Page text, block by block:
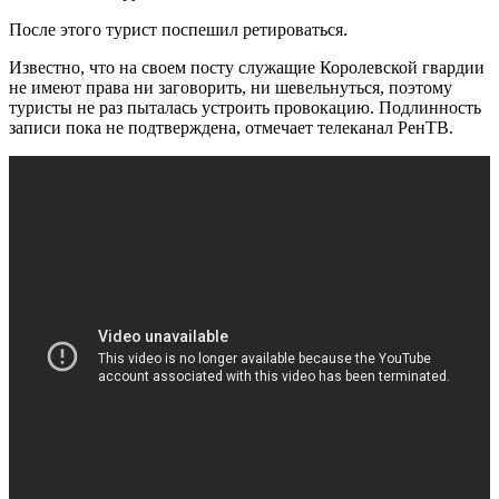
После этого турист поспешил ретироваться.
Известно, что на своем посту служащие Королевской гвардии
не имеют права ни заговорить, ни шевельнуться, поэтому
туристы не раз пыталась устроить провокацию. Подлинность
записи пока не подтверждена, отмечает телеканал РенТВ.